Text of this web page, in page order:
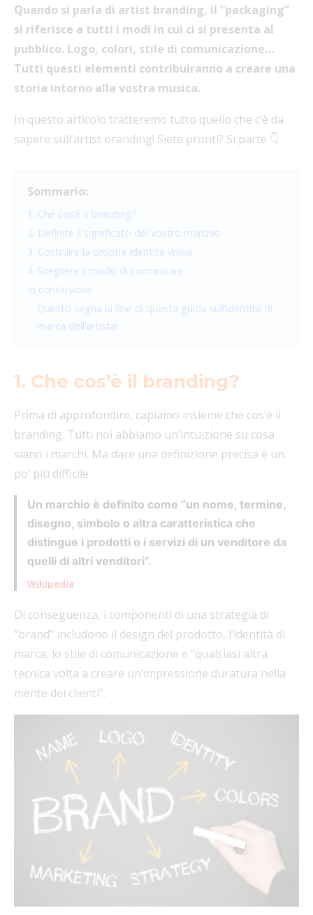
Quando si parla di artist branding, il “packaging”
si riferisce a tutti i modi in cui ci si presenta al
pubblico. Logo, colori, stile di comunicazione…
Tutti questi elementi contribuiranno a creare una
storia intorno alla vostra musica.
In questo articolo tratteremo tutto quello che c’è da
sapere sull’artist branding! Siete pronti? Si parte 👇
Sommario:
1. Che cos’è il branding?
2. Definite il significato del vostro marchio
3. Costruire la propria identità visiva
4. Scegliere il modo di comunicare
In conclusione
Questo segna la fine di questa guida sull’identità di
marca dell’artista!
1. Che cos’è il branding?
Prima di approfondire, capiamo insieme che cos’è il
branding. Tutti noi abbiamo un’intuizione su cosa
siano i marchi. Ma dare una definizione precisa è un
po’ più difficile.
Un marchio è definito come “un nome, termine,
disegno, simbolo o altra caratteristica che
distingue i prodotti o i servizi di un venditore da
quelli di altri venditori”.
Wikipedia
Di conseguenza, i componenti di una strategia di
“brand” includono il design del prodotto, l’identità di
marca, lo stile di comunicazione e “qualsiasi altra
tecnica volta a creare un’impressione duratura nella
mente dei clienti”.